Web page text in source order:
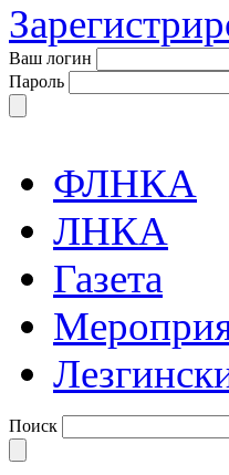
Ваш логин
Пароль
ФЛНКА
ЛНКА
Газета
Поиск